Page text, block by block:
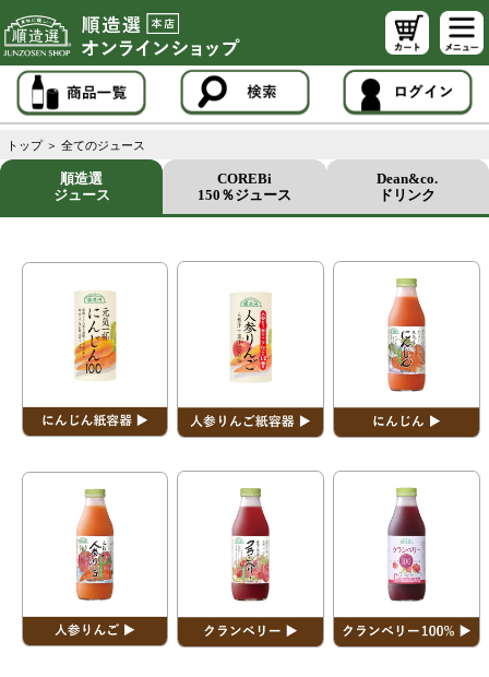
トップ ＞ 全てのジュース